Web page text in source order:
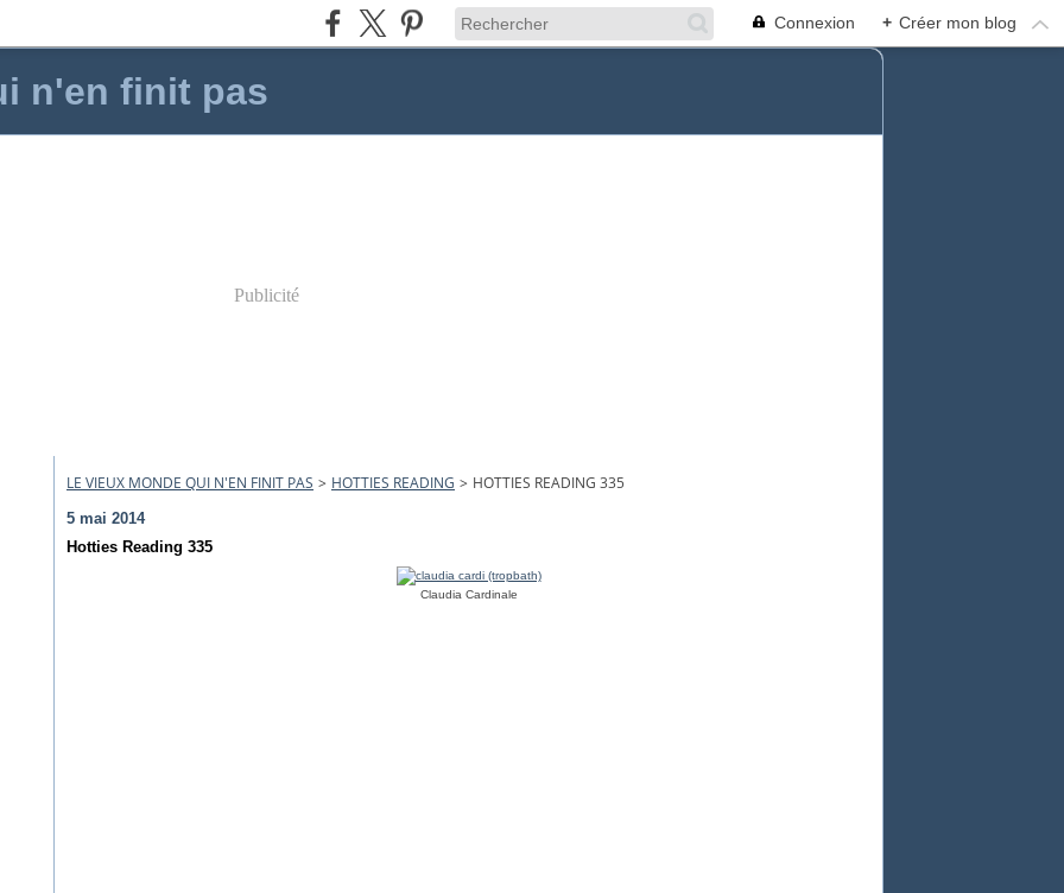
Connexion + Créer mon blog
n'en finit pas
Publicité
LE VIEUX MONDE QUI N'EN FINIT PAS > HOTTIES READING > HOTTIES READING 335
5 mai 2014
Hotties Reading 335
Claudia Cardinale